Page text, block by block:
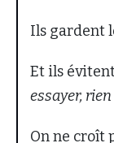
Ils gardent
Et ils
essayer,
On ne croît